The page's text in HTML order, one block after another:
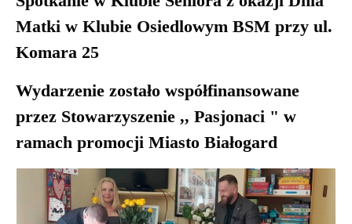
Matki w Klubie Osiedlowym BSM przy ul.
Komara 25
Wydarzenie zostało współfinansowane
przez Stowarzyszenie ,, Pasjonaci " w
ramach promocji Miasto Białogard